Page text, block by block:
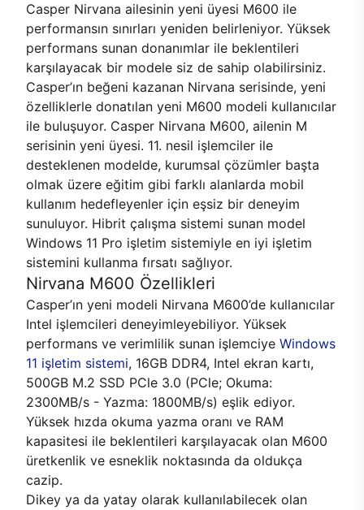
Casper Nirvana ailesinin yeni üyesi M600 ile
performansın sınırları yeniden belirleniyor. Yüksek
performans sunan donanımlar ile beklentileri
karşılayacak bir modele siz de sahip olabilirsiniz.
Casper’ın beğeni kazanan Nirvana serisinde, yeni
özelliklerle donatılan yeni M600 modeli kullanıcılar
ile buluşuyor. Casper Nirvana M600, ailenin M
serisinin yeni üyesi. 11. nesil işlemciler ile
desteklenen modelde, kurumsal çözümler başta
olmak üzere eğitim gibi farklı alanlarda mobil
kullanım hedefleyenler için eşsiz bir deneyim
sunuluyor. Hibrit çalışma sistemi sunan model
Windows 11 Pro işletim sistemiyle en iyi işletim
sistemini kullanma fırsatı sağlıyor.
Nirvana M600 Özellikleri
Casper’ın yeni modeli Nirvana M600’de kullanıcılar
Intel işlemcileri deneyimleyebiliyor. Yüksek
performans ve verimlilik sunan işlemciye Windows
11 işletim sistemi, 16GB DDR4, Intel ekran kartı,
500GB M.2 SSD PCle 3.0 (PCle; Okuma:
2300MB/s - Yazma: 1800MB/s) eşlik ediyor.
Yüksek hızda okuma yazma oranı ve RAM
kapasitesi ile beklentileri karşılayacak olan M600
üretkenlik ve esneklik noktasında da oldukça
cazip.
Dikey ya da yatay olarak kullanılabilecek olan